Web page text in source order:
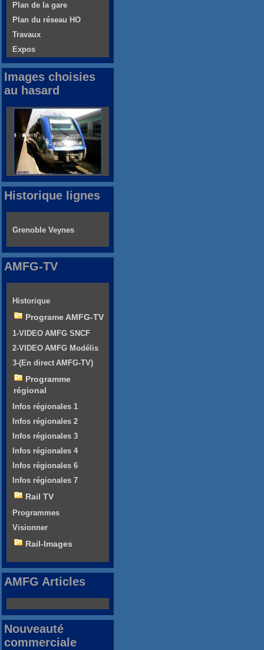
Plan de la gare
Plan du réseau HO
Travaux
Expos
Images choisies
au hasard
Historique lignes
Grenoble Veynes
AMFG-TV
Historique
Programe AMFG-TV
1-VIDEO AMFG SNCF
2-VIDEO AMFG Modélis
3-(En direct AMFG-TV)
Programme
régional
Infos régionales 1
Infos régionales 2
Infos régionales 3
Infos régionales 4
Infos régionales 6
Infos régionales 7
Rail TV
Programmes
Visionner
Rail-Images
AMFG Articles
Nouveauté
commerciale